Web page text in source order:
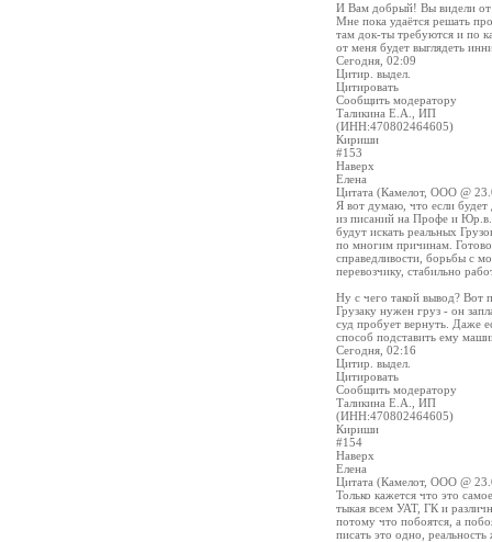
И Вам добрый! Вы видели от
Мне пока удаётся решать
там док-ты требуются и по
от меня будет выглядеть
Сегодня, 02:09
Цитир. выдел.
Цитировать
Сообщить модератору
Таликина Е.А., ИП
(ИНН:470802464605)
Кириши
#153
Наверх
Елена
Цитата (Камелот, ООО @
Я вот думаю, что если будет
из писаний на Профе и Юр.в.
будут искать реальных
по многим причинам.
справедливости, борьбы с
перевозчику, стабильно
Ну с чего такой вывод? Вот
Грузаку нужен груз - он
суд пробует вернуть. Даже
способ подставить ему
Сегодня, 02:16
Цитир. выдел.
Цитировать
Сообщить модератору
Таликина Е.А., ИП
(ИНН:470802464605)
Кириши
#154
Наверх
Елена
Цитата (Камелот, ООО @
Только кажется что это
тыкая всем УАТ, ГК и
потому что побоятся, а
писать это одно,